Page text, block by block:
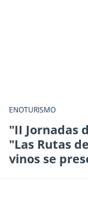
ENOTURISMO
"II Jornadas
"Las Rutas
vinos se